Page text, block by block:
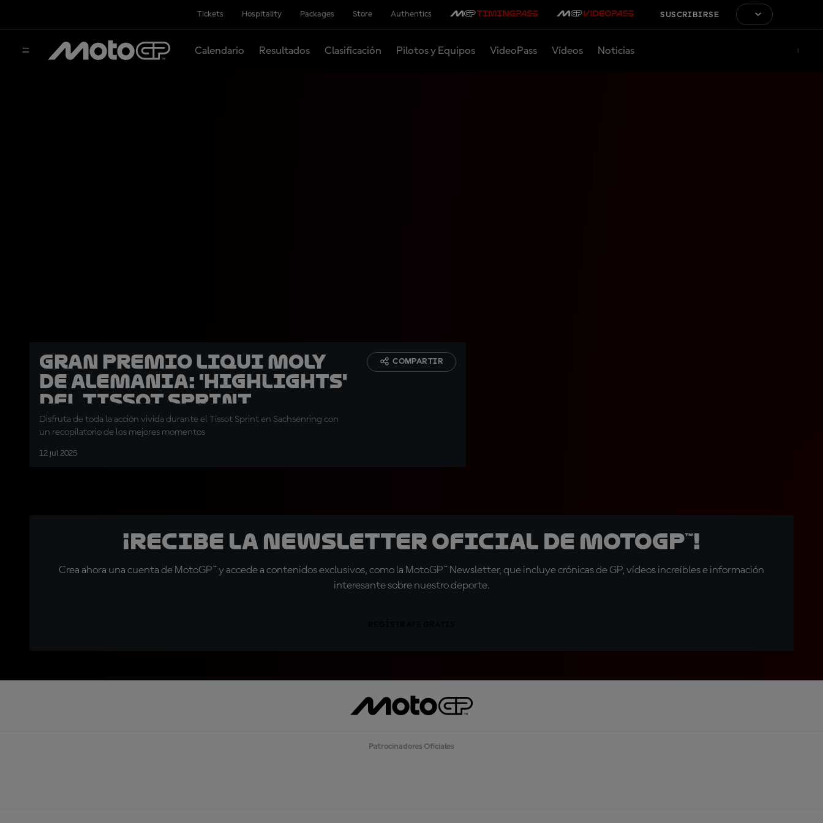
Tickets Hospitality Packages Store Authentics SUSCRIBIRSE
Calendario Resultados Clasificación Pilotos y Equipos VideoPass Vídeos Noticias
Gran Premio Liqui Moly
de Alemania: 'Highlights'
del Tissot Sprint
Disfruta de toda la acción vivida durante el Tissot Sprint en Sachsenring con
un recopilatorio de los mejores momentos
12 jul 2025
COMPARTIR
¡Recibe la Newsletter oficial de MotoGP™!
Crea ahora una cuenta de MotoGP™ y accede a contenidos exclusivos, como la MotoGP™ Newsletter, que incluye crónicas de GP, vídeos increíbles e información
interesante sobre nuestro deporte.
Patrocinadores Oficiales